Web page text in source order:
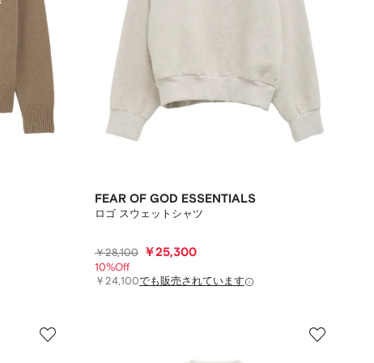
FEAR OF GOD ESSENTIALS
ロゴ スウェットシャツ
￥28,100 ￥25,300
10%Off
￥24,100でも販売されています